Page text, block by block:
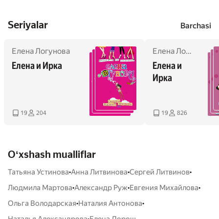
Seriyalar Barchasi
Елена Логунова
Елена и Ирка
19 204
Елена Логунова
Елена и
Ирка
19 826
Oʻxshash mualliflar
Татьяна Устинова•Анна Литвинова•Сергей Литвинов•
Людмила Мартова•Александр Руж•Евгения Михайлова•
Ольга Володарская•Наталия Антонова•